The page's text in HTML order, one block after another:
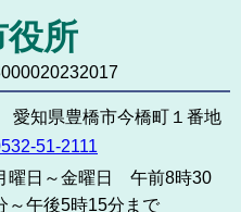
役所
知県豊橋市今橋町１番地
51-2111
曜日～金曜日 午前8時30
～午後5時15分まで